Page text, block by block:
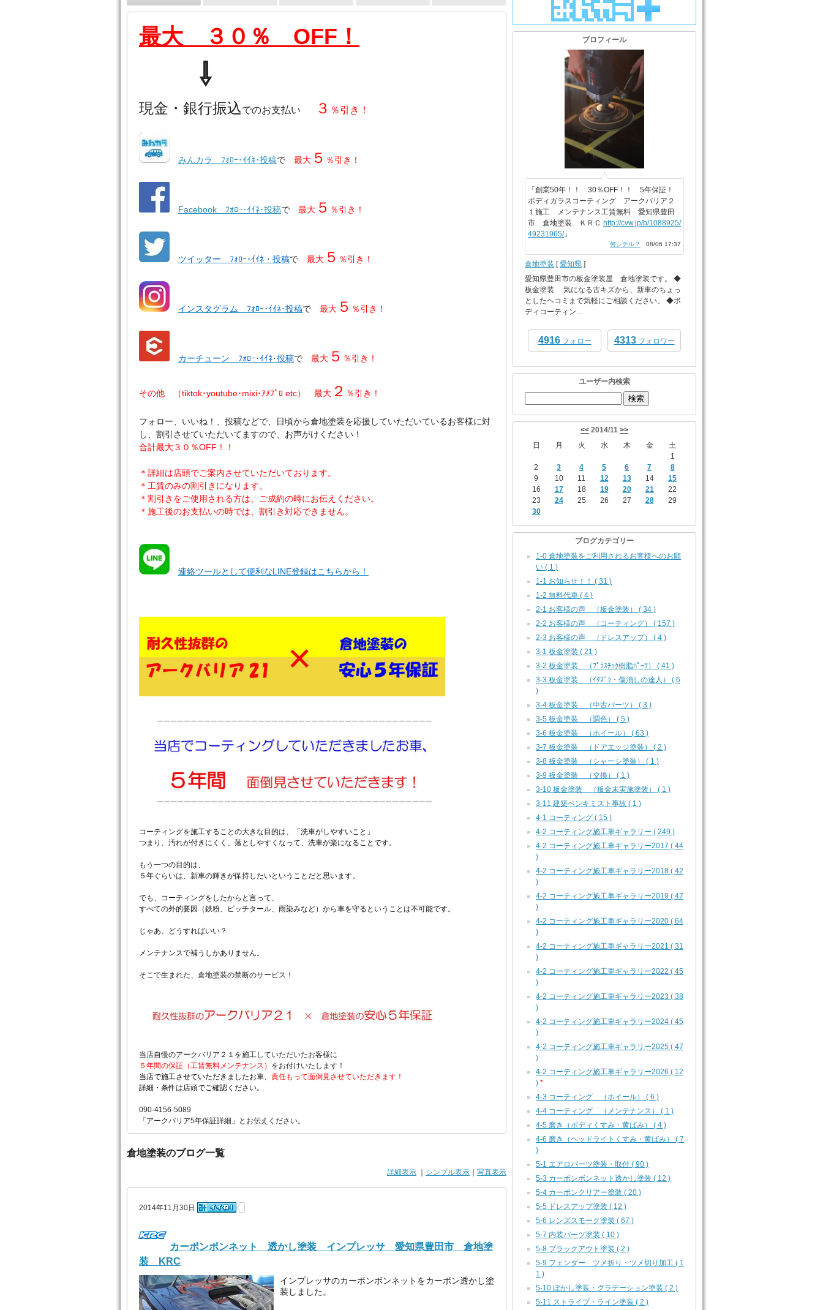
最大 ３０％ OFF！
⇩
現金・銀行振込でのお支払い ３ ％引き！
みんカラ ﾌｫﾛｰ･ｲｲﾈ･投稿で 最大 ５ ％引き！
Facebook ﾌｫﾛｰ･ｲｲﾈ･投稿で 最大 ５ ％引き！
ツイッター ﾌｫﾛｰ･ｲｲﾈ・投稿で 最大 ５ ％引き！
インスタグラム ﾌｫﾛｰ･ｲｲﾈ･投稿で 最大 ５ ％引き！
カーチューン ﾌｫﾛｰ･ｲｲﾈ･投稿で 最大 ５ ％引き！
その他 （tiktok･youtube･mixi･ｱﾒﾌﾞﾛ etc） 最大 ２ ％引き！
フォロー、いいね！、投稿などで、日頃から倉地塗装を応援していただいているお客様に対
し、割引させていただいてますので、お声がけください！
合計最大３０％OFF！！
＊詳細は店頭でご案内させていただいております。
＊工賃のみの割引きになります。
＊割引きをご使用される方は、ご成約の時にお伝えください。
＊施工後のお支払いの時では、割引き対応できません。
連絡ツールとして便利なLINE登録はこちらから！
コーティングを施工することの大きな目的は、
「洗車がしやすいこと」
つまり、汚れが付きにくく、落としやすくなって、 洗車が楽になることです。
もう一つの目的は、
５年ぐらいは、新車の輝きが保持したいということだと思います。
でも、コーティングをしたからと言って、
すべての外的要因（鉄粉、ピッチタール、雨染みなど）から車を守るということは不可能です。
じゃあ、どうすればいい？
メンテナンスで補うしかありません。
そこで生まれた、倉地塗装の禁断のサービス！
当店自慢のアークバリア２１を施工していただいたお客様に
５年間の保証（工賃無料メンテナンス） をお付けいたします！
当店で施工させていただきましたお車、 責任もって面倒見させていただきます！
詳細・条件は店頭でご確認ください。
090-4156-5089
「アークバリア5年保証詳細」とお伝えください。
倉地塗装のブログ一覧
詳細表示 シンプル表示 写真表示
2014年11月30日
カーボンボンネット 透かし塗装 インプレッサ 愛知県豊田市 倉地塗
装 KRC
インプレッサのカーボンボンネットをカーボン透かし塗
装しました。
プロフィール
「創業50年！！ 30％OFF！！ 5年保証！
ボディガラスコーティング アークバリア２
１施工 メンテナンス工賃無料 愛知県豊田
市 倉地塗装 ＫＲＣ http://cvw.jp/b/1088925/
49231965/」
何シテル？ 08/06 17:37
倉地塗装 [愛知県 ]
愛知県豊田市の板金塗装屋 倉地塗装です。 ◆
板金塗装 気になる古キズから、新車のちょっ
としたヘコミまで気軽にご相談ください。 ◆ボ
ディコーティン...
4916フォロー 4313フォロワー
ユーザー内検索
<< 2014/11 >>
日
月 火 水 木 金
土
1
2
3 4 5 6 7
8
9
10 11 12 13 14
15
16
17 18 19 20 21
22
23
24 25 26 27 28
29
30
ブログカテゴリー
1-0 倉地塗装をご利用されるお客様へのお願
い ( 1 )
1-1 お知らせ！！ ( 31 )
1-2 無料代車 ( 4 )
2-1 お客様の声 （板金塗装） ( 34 )
2-2 お客様の声 （コーティング） ( 157 )
2-3 お客様の声 （ドレスアップ） ( 4 )
3-1 板金塗装 ( 21 )
3-2 板金塗装 （ﾌﾟﾗｽﾁｯｸ樹脂ﾊﾟｰﾂ） ( 41 )
3-3 板金塗装 （ｲﾀｽﾞﾗ・傷消しの達人） ( 6
)
3-4 板金塗装 （中古パーツ） ( 3 )
3-5 板金塗装 （調色） ( 5 )
3-6 板金塗装 （ホイール） ( 63 )
3-7 板金塗装 （ドアエッジ塗装） ( 2 )
3-8 板金塗装 （シャーシ塗装） ( 1 )
3-9 板金塗装 （交換） ( 1 )
3-10 板金塗装 （板金未実施塗装） ( 1 )
3-11 建築ペンキミスト事故 ( 1 )
4-1 コーティング ( 15 )
4-2 コーティング施工車ギャラリー ( 249 )
4-2 コーティング施工車ギャラリー2017 ( 44
)
4-2 コーティング施工車ギャラリー2018 ( 42
)
4-2 コーティング施工車ギャラリー2019 ( 47
)
4-2 コーティング施工車ギャラリー2020 ( 64
)
4-2 コーティング施工車ギャラリー2021 ( 31
)
4-2 コーティング施工車ギャラリー2022 ( 45
)
4-2 コーティング施工車ギャラリー2023 ( 38
)
4-2 コーティング施工車ギャラリー2024 ( 45
)
4-2 コーティング施工車ギャラリー2025 ( 47
)
4-2 コーティング施工車ギャラリー2026 ( 12
) *
4-3 コーティング （ホイール） ( 6 )
4-4 コーティング （メンテナンス） ( 1 )
4-5 磨き（ボディくすみ・黄ばみ） ( 4 )
4-6 磨き（ヘッドライトくすみ・黄ばみ） ( 7
)
5-1 エアロパーツ塗装・取付 ( 90 )
5-3 カーボンボンネット透かし塗装 ( 12 )
5-4 カーボンクリアー塗装 ( 20 )
5-5 ドレスアップ塗装 ( 12 )
5-6 レンズスモーク塗装 ( 67 )
5-7 内装パーツ塗装 ( 10 )
5-8 ブラックアウト塗装 ( 2 )
5-9 フェンダー ツメ折り・ツメ切り加工 ( 1
1 )
5-10 ぼかし塗装・グラデーション塗装 ( 2 )
5-11 ストライプ・ライン塗装 ( 2 )